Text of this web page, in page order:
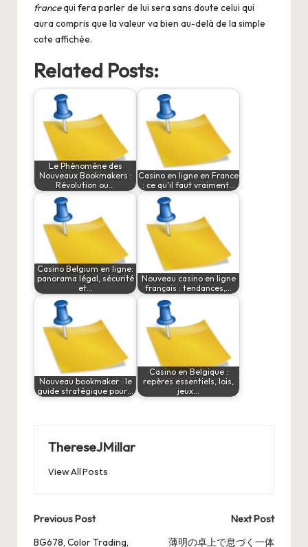
francequi fera parler de lui sera sans doute celui qui
aura compris que la valeur va bien au-delà de la simple
cote affichée.
Related Posts:
Le Phénomène des
Nouveaux Bookmakers :
Révolution ou…
Casino en ligne en France
: ce qu’il faut vraiment…
Casino Belgium en ligne:
panorama légal, sécurité
et…
Nouveau casino en ligne
français : tendances,…
Nouveau bookmaker : le
guide stratégique pour…
Casino en Belgique :
repères essentiels, lois,
jeux…
ThereseJMillar
View All Posts
Post
Previous Post
BG678, Color Trading,
Next Post
薄明の卓上で息づく一体